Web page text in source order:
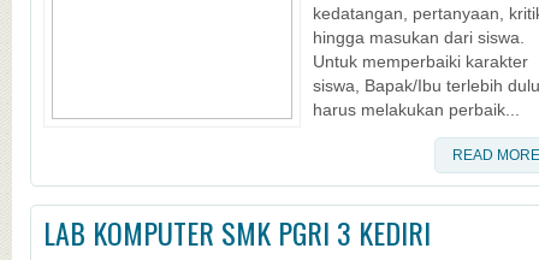
kedatangan, pertanyaan,
hingga masukan dari siswa.
Untuk memperbaiki karakter
siswa, Bapak/Ibu terlebih dulu
harus melakukan perbaik...
READ MORE
LAB KOMPUTER SMK PGRI 3 KEDIRI